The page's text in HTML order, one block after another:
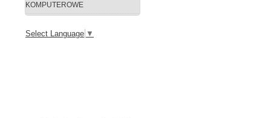
KOMPUTEROWE
Select Language ▼